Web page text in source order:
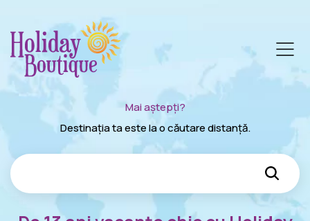
Mai aștepți?
Destinația ta este la o căutare distanță.